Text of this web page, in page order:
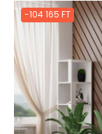
-104 165 FT